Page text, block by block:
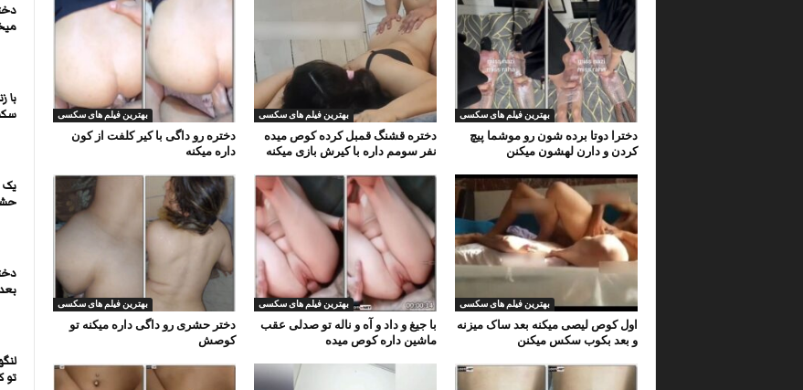
بهترین فیلم های سکسی
دختره رو داگی با کیر کلفت از کون
داره میکنه
بهترین فیلم های سکسی
دختره قشنگ قمبل کرده کوص میده
نفر سومم داره با کیرش بازی میکنه
بهترین فیلم های سکسی
دخترا دوتا برده شون رو موشما پیچ
کردن و دارن لهشون میکنن
بهترین فیلم های سکسی
دختر حشری رو داگی داره میکنه تو
کوصش
بهترین فیلم های سکسی
با جیغ و داد و آه و ناله تو صدلی عقب
ماشین داره کوص میده
بهترین فیلم های سکسی
اول کوص لیصی میکنه بعد ساک میزنه
و بعد بکوب سکس میکنن
با
یک